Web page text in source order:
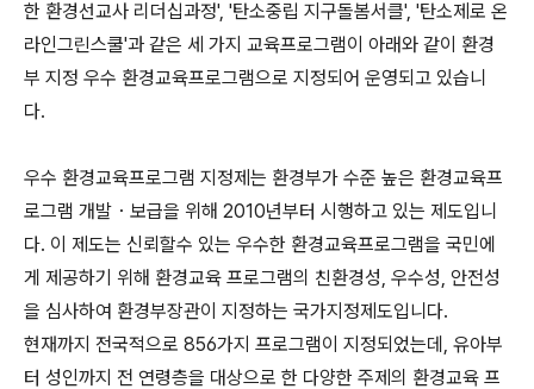
한 환경선교사 리더십과정', '탄소중립 지구돌봄서클', '탄소제로 온
라인그린스쿨'과 같은 세 가지 교육프로그램이 아래와 같이 환경
부 지정 우수 환경교육프로그램으로 지정되어 운영되고 있습니
다.
우수 환경교육프로그램 지정제는 환경부가 수준 높은 환경교육프
로그램 개발・보급을 위해 2010년부터 시행하고 있는 제도입니
다. 이 제도는 신뢰할수 있는 우수한 환경교육프로그램을 국민에
게 제공하기 위해 환경교육 프로그램의 친환경성, 우수성, 안전성
을 심사하여 환경부장관이 지정하는 국가지정제도입니다.
현재까지 전국적으로 856가지 프로그램이 지정되었는데, 유아부
터 성인까지 전 연령층을 대상으로 한 다양한 주제의 환경교육 프